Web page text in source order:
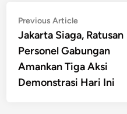
Post
navigation
Previous ArticlePrevious
article:
Jakarta Siaga, Ratusan
Personel Gabungan
Amankan Tiga Aksi
Demonstrasi Hari Ini